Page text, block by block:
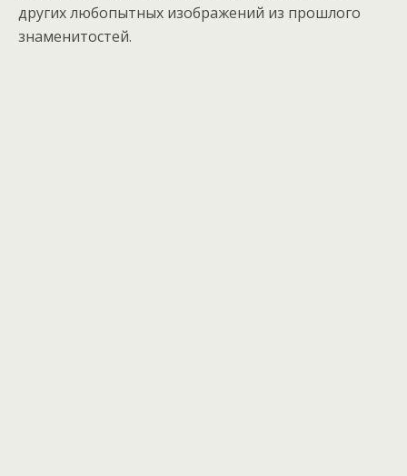
других любопытных изображений из прошлого
знаменитостей.